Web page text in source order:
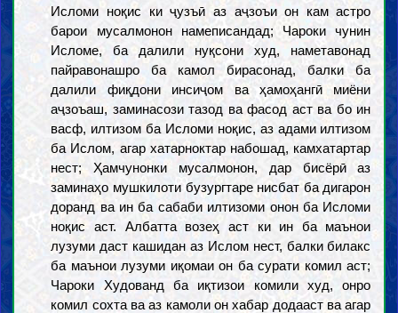
Исломи ноқис ки ҷузъӣ аз аҷзоъи он кам астро
барои мусалмонон намеписандад; Чароки чунин
Исломе, ба далили нуқсони худ, наметавонад
пайравонашро ба камол бирасонад, балки ба
далили фиқдони инсиҷом ва ҳамоҳангӣ миёни
аҷзоъаш, заминасози тазод ва фасод аст ва бо ин
васф, илтизом ба Исломи ноқис, аз адами илтизом
ба Ислом, агар хатарноктар набошад, камхатартар
нест; Ҳамчунонки мусалмонон, дар бисёрӣ аз
заминаҳо мушкилоти бузургтаре нисбат ба дигарон
доранд ва ин ба сабаби илтизоми онон ба Исломи
ноқис аст. Албатта возеҳ аст ки ин ба маънои
лузуми даст кашидан аз Ислом нест, балки билакс
ба маънои лузуми иқомаи он ба сурати комил аст;
Чароки Худованд ба иқтизои комили худ, онро
комил сохта ва аз камоли он хабар додааст ва агар